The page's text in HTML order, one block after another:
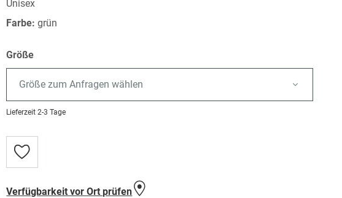
Unisex
Farbe:grün
Größe
Größe zum Anfragen wählen
Lieferzeit 2-3 Tage
Zur
Wunschliste
Verfügbarkeit vor Ort prüfen